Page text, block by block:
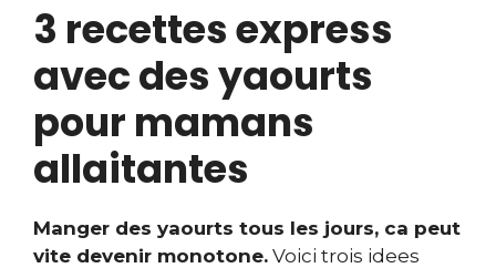
3 recettes express
avec des yaourts
pour mamans
allaitantes
Manger des yaourts tous les jours, ca peut
vite devenir monotone. Voici trois idees